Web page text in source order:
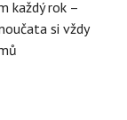
každý rok –
si vždy